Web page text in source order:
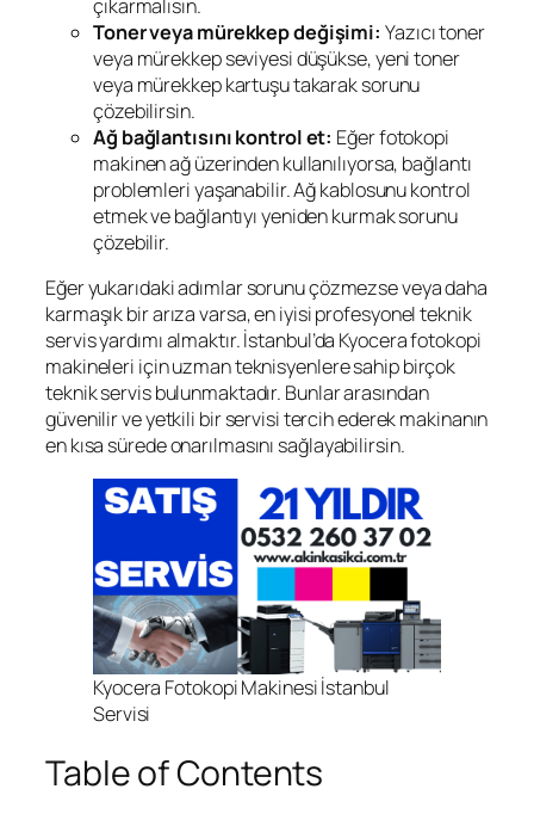
çıkarmalısın.
Toner veya mürekkep değişimi: Yazıcı toner
veya mürekkep seviyesi düşükse, yeni toner
veya mürekkep kartuşu takarak sorunu
çözebilirsin.
Ağ bağlantısını kontrol et: Eğer fotokopi
makinen ağ üzerinden kullanılıyorsa, bağlantı
problemleri yaşanabilir. Ağ kablosunu kontrol
etmek ve bağlantıyı yeniden kurmak sorunu
çözebilir.
Eğer yukarıdaki adımlar sorunu çözmezse veya daha
karmaşık bir arıza varsa, en iyisi profesyonel teknik
servis yardımı almaktır. İstanbul’da Kyocera fotokopi
makineleri için uzman teknisyenlere sahip birçok
teknik servis bulunmaktadır. Bunlar arasından
güvenilir ve yetkili bir servisi tercih ederek makinanın
en kısa sürede onarılmasını sağlayabilirsin.
Kyocera Fotokopi Makinesi İstanbul
Servisi
Table of Contents